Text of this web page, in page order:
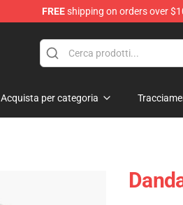
FREEshipping on orders over
Acquista per categoria